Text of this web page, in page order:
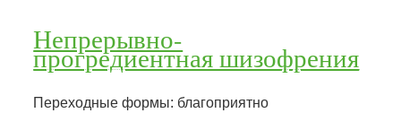
Непрерывно-
прогредиентная шизофрения
Переходные формы: благоприятно